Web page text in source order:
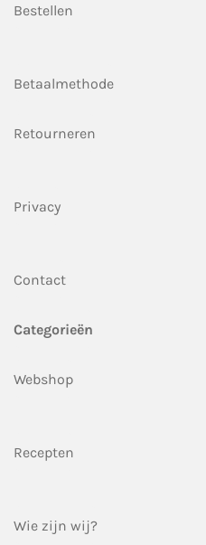
Bestellen
Betaalmethode
Retourneren
Privacy
Contact
Categorieën
Webshop
Recepten
Wie zijn wij?